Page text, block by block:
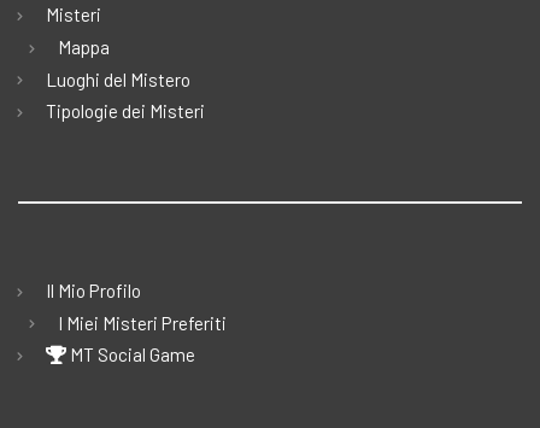
Misteri
Mappa
Luoghi del Mistero
Tipologie dei Misteri
Il Mio Profilo
I Miei Misteri Preferiti
MT Social Game